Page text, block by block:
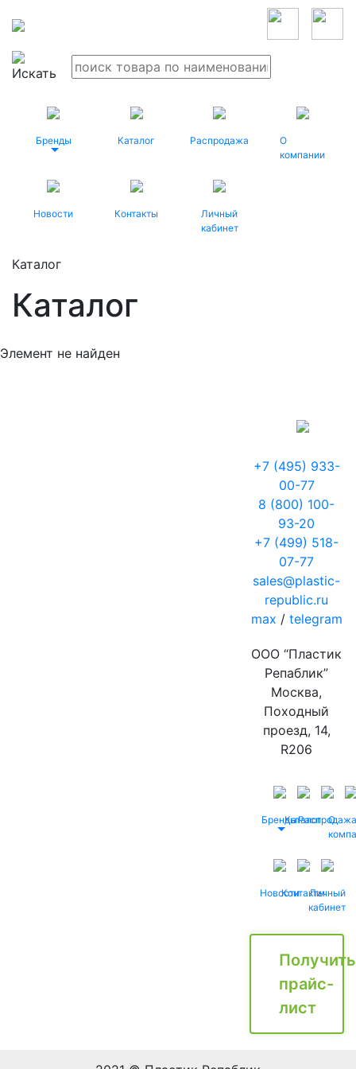
Бренды Каталог Распродажа
О
компании
Новости Контакты
Личный
кабинет
Каталог
Каталог
Элемент не найден
+7 (495) 933-
00-77
8 (800) 100-
93-20
+7 (499) 518-
07-77
sales@plastic-
republic.ru
max / telegram
ООО “Пластик
Репаблик”
Москва,
Походный
проезд, 14,
R206
БрендыКаталог
Распродажа
О
НовостиКонтактыЛичный
кабинет
Получить
прайс-
лист